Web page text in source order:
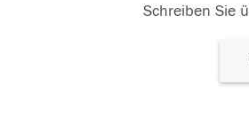
Schreiben Sie